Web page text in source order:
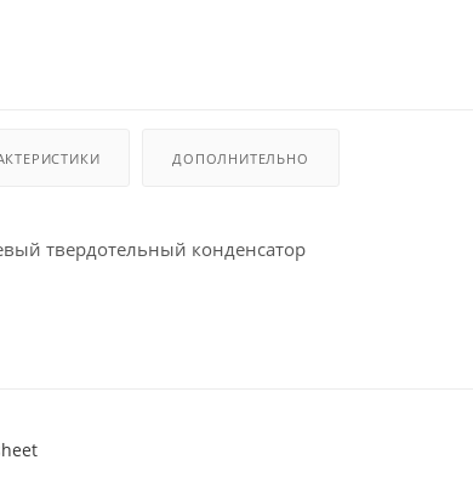
ДОПОЛНИТЕЛЬНО
твердотельный конденсатор